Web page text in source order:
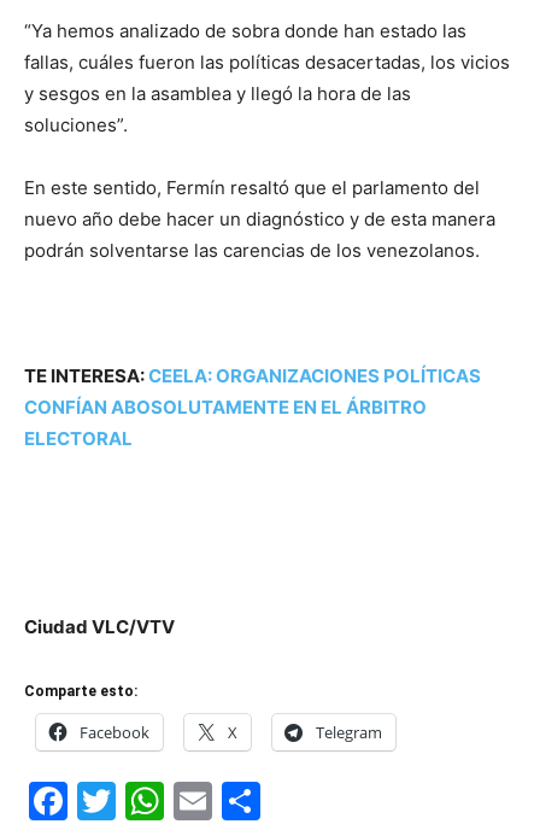
“Ya hemos analizado de sobra donde han estado las
fallas, cuáles fueron las políticas desacertadas, los vicios
y sesgos en la asamblea y llegó la hora de las
soluciones”.
En este sentido, Fermín resaltó que el parlamento del
nuevo año debe hacer un diagnóstico y de esta manera
podrán solventarse las carencias de los venezolanos.
TE INTERESA:CEELA: ORGANIZACIONES POLÍTICAS
CONFÍAN ABOSOLUTAMENTE EN EL ÁRBITRO
ELECTORAL
Ciudad VLC/VTV
Comparte esto:
Facebook X Telegram
Facebook
Twitter
WhatsApp
Email